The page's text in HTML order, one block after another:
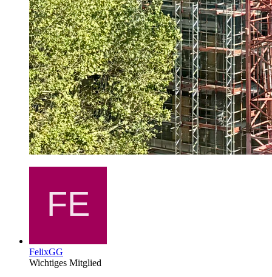
FelixGG
Wichtiges Mitglied